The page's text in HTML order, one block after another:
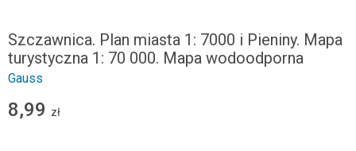
Szczawnica. Plan miasta 1: 7000 i Pieniny. Mapa
turystyczna 1: 70 000. Mapa wodoodporna
Gauss
8,99 zł